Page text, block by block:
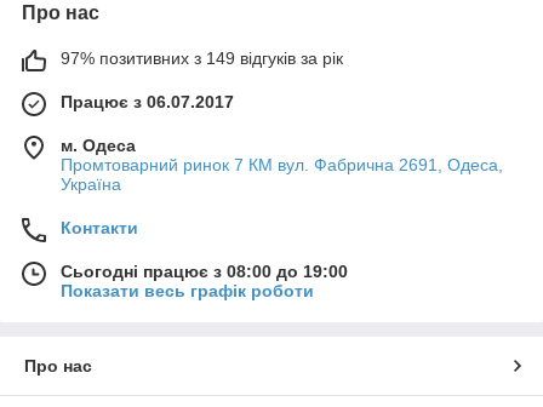
Про нас
97% позитивних з 149 відгуків за рік
Працює з 06.07.2017
м. Одеса
Промтоварний ринок 7 КМ вул. Фабрична 2691, Одеса,
Україна
Контакти
Сьогодні працює з 08:00 до 19:00
Показати весь графік роботи
Про нас